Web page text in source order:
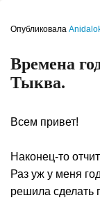
Опубликовала
Времена
Тыква.
Всем привет!
Наконец-то
Раз уж у меня
решила сделать